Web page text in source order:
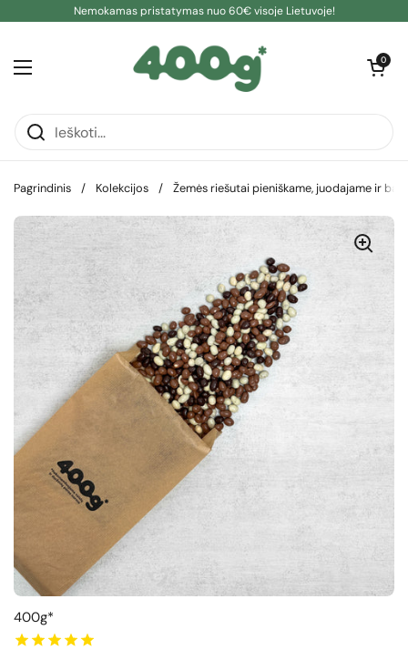
Pereiti prie turinioNemokamas pristatymas nuo 60€ visoje Lietuvoje!
Atidaryti meniu
Atidaryti
0
Pagrindinis / Kolekcijos / Žemės riešutai pieniškame, juodajame ir
400g*